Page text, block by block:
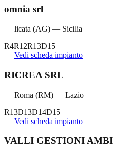
omnia srl
licata (AG) — Sicilia
R4R12R13D15
Vedi scheda impianto
RICREA SRL
Roma (RM) — Lazio
R13D13D14D15
Vedi scheda impianto
VALLI GESTIONI